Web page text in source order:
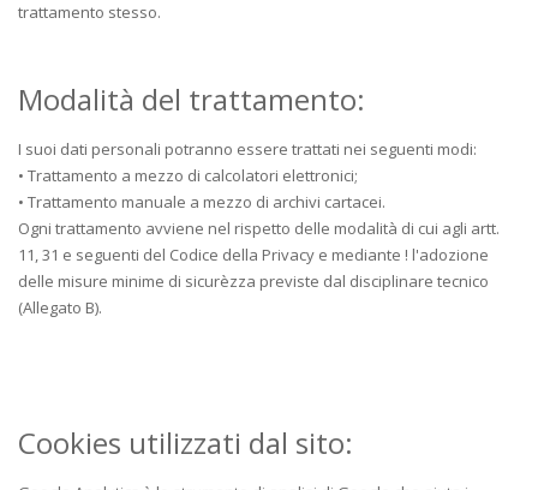
trattamento stesso.
Modalità del trattamento:
I suoi dati personali potranno essere trattati nei seguenti modi:
• Trattamento a mezzo di calcolatori elettronici;
• Trattamento manuale a mezzo di archivi cartacei.
Ogni trattamento avviene nel rispetto delle modalità di cui agli artt.
11, 31 e seguenti del Codice della Privacy e mediante ! l'adozione
delle misure minime di sicurèzza previste dal disciplinare tecnico
(Allegato B).
Cookies utilizzati dal sito: